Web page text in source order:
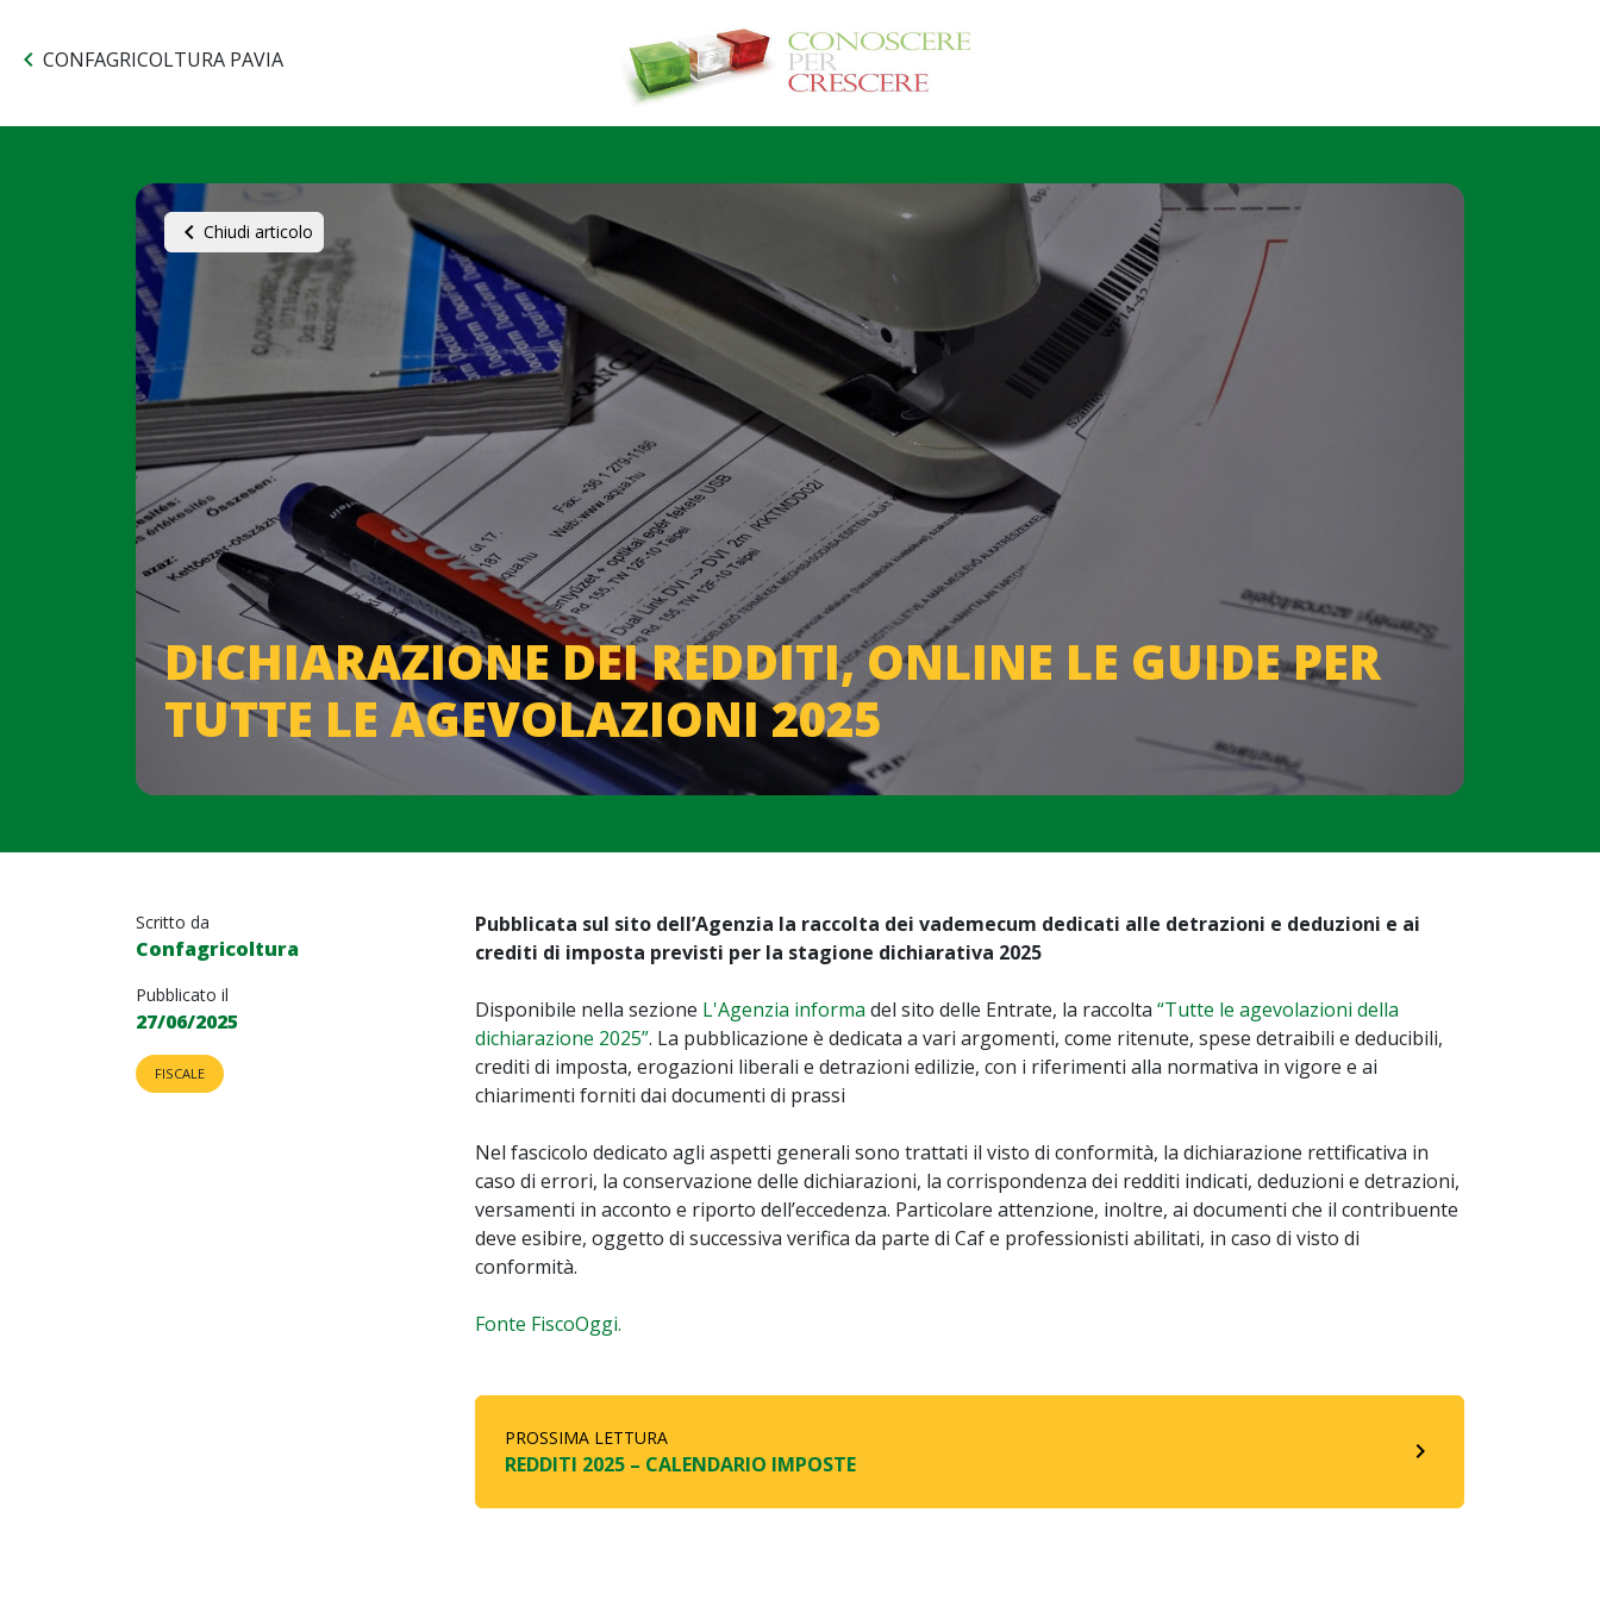
chevron_left CONFAGRICOLTURA PAVIA
chevron_left Chiudi articolo
DICHIARAZIONE DEI REDDITI, ONLINE LE GUIDE PER
TUTTE LE AGEVOLAZIONI 2025
Scritto da
Confagricoltura
Pubblicato il
27/06/2025
FISCALE
Pubblicata sul sito dell’Agenzia la raccolta dei vademecum dedicati alle detrazioni e deduzioni e ai
crediti di imposta previsti per la stagione dichiarativa 2025
Disponibile nella sezione L'Agenzia informa del sito delle Entrate, la raccolta “Tutte le agevolazioni della
dichiarazione 2025”. La pubblicazione è dedicata a vari argomenti, come ritenute, spese detraibili e deducibili,
crediti di imposta, erogazioni liberali e detrazioni edilizie, con i riferimenti alla normativa in vigore e ai
chiarimenti forniti dai documenti di prassi
Nel fascicolo dedicato agli aspetti generali sono trattati il visto di conformità, la dichiarazione rettificativa in
caso di errori, la conservazione delle dichiarazioni, la corrispondenza dei redditi indicati, deduzioni e detrazioni,
versamenti in acconto e riporto dell’eccedenza. Particolare attenzione, inoltre, ai documenti che il contribuente
deve esibire, oggetto di successiva verifica da parte di Caf e professionisti abilitati, in caso di visto di
conformità.
Fonte FiscoOggi.
PROSSIMA LETTURA
REDDITI 2025 – CALENDARIO IMPOSTE navigate_next